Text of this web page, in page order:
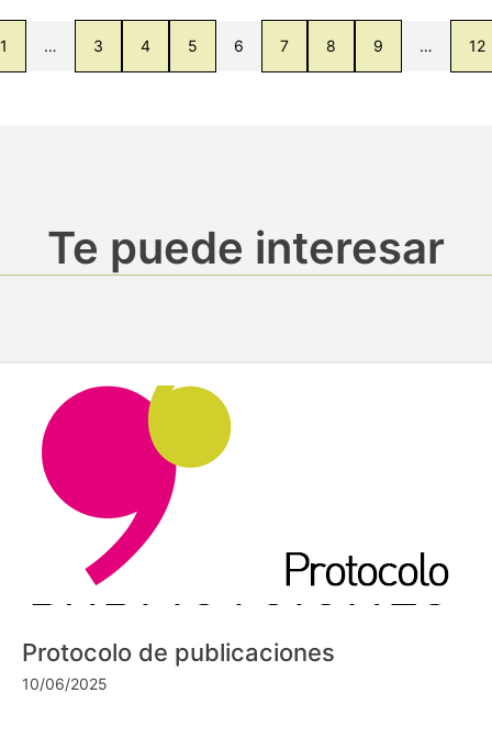
1 … 3 4 5 6 7 8 9 … 12
Te puede interesar
Protocolo de publicaciones
10/06/2025